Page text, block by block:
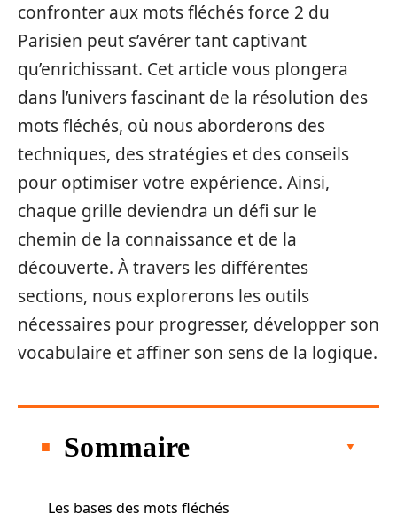
confronter aux mots fléchés force 2 du
Parisien peut s’avérer tant captivant
qu’enrichissant. Cet article vous plongera
dans l’univers fascinant de la résolution des
mots fléchés, où nous aborderons des
techniques, des stratégies et des conseils
pour optimiser votre expérience. Ainsi,
chaque grille deviendra un défi sur le
chemin de la connaissance et de la
découverte. À travers les différentes
sections, nous explorerons les outils
nécessaires pour progresser, développer son
vocabulaire et affiner son sens de la logique.
Sommaire
Les bases des mots fléchés